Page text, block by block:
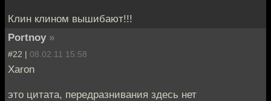
Клин клином вышибают!!!
Portnoy »
#22 | 08.02.11 15:58
Xaron
это цитата, передразнивания здесь нет